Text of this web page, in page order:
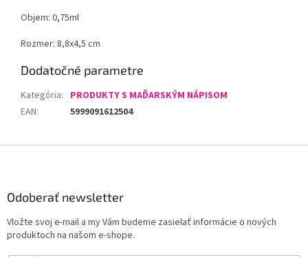
Objem: 0,75ml
Rozmer: 8,8x4,5 cm
Dodatočné parametre
Kategória: PRODUKTY S MAĎARSKÝM NÁPISOM
EAN: 5999091612504
Odoberať newsletter
Vložte svoj e-mail a my Vám budeme zasielať informácie o nových
produktoch na našom e-shope.